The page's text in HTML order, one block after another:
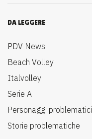
DA LEGGERE
PDV News
Beach Volley
Italvolley
Serie A
Personaggi problematici
Storie problematiche